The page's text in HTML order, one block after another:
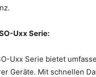
Uxx Serie:
Uxx Serie bietet
Geräte. Mit schnellen